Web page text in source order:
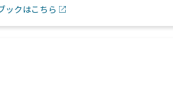
ックはこちら